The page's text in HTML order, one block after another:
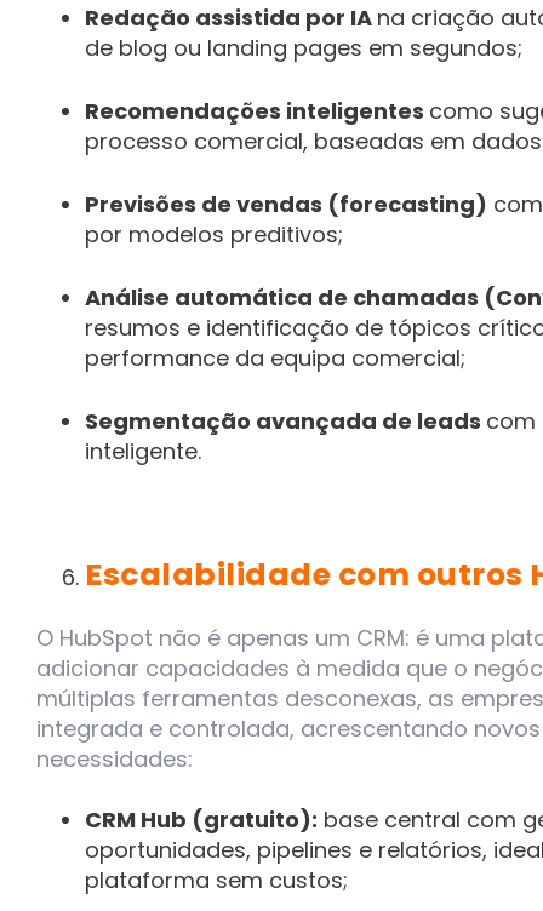
Redação assistida por IA na criação
de blog ou landing pages em segundos;
Recomendações inteligentes como
processo comercial, baseadas em
Previsões de vendas (forecasting)
por modelos preditivos;
Análise automática de chamadas
resumos e identificação de tópicos
performance da equipa comercial;
Segmentação avançada de leads com
inteligente.
Escalabilidade com outros
O HubSpot não é apenas um CRM: é uma
adicionar capacidades à medida que o
múltiplas ferramentas desconexas, as
integrada e controlada, acrescentando
necessidades:
CRM Hub (gratuito): base central com
oportunidades, pipelines e relatórios,
plataforma sem custos;